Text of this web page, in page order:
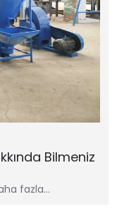
Bilmeniz
fazla…